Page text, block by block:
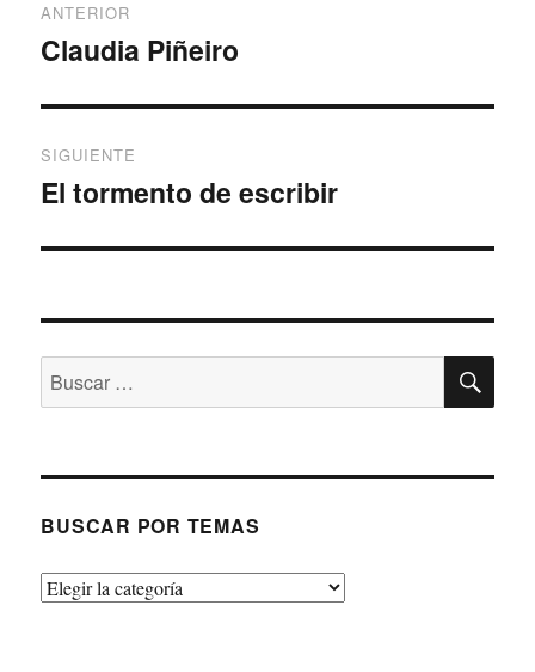
de
ANTERIOR
Entrada
Claudia Piñeiro
SIGUIENTE
Entrada
El tormento de escribir
Buscar
por:
BUSCAR POR TEMAS
Buscar